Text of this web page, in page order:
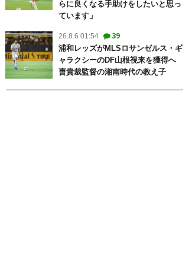
らに良くなる手助けをしたいと思っ
ています」
26.8.6 01:54 39
浦和レッズがMLSロサンゼルス・ギ
ャラクシーのDF山根視来を獲得へ
曺貴裁監督の湘南時代の教え子